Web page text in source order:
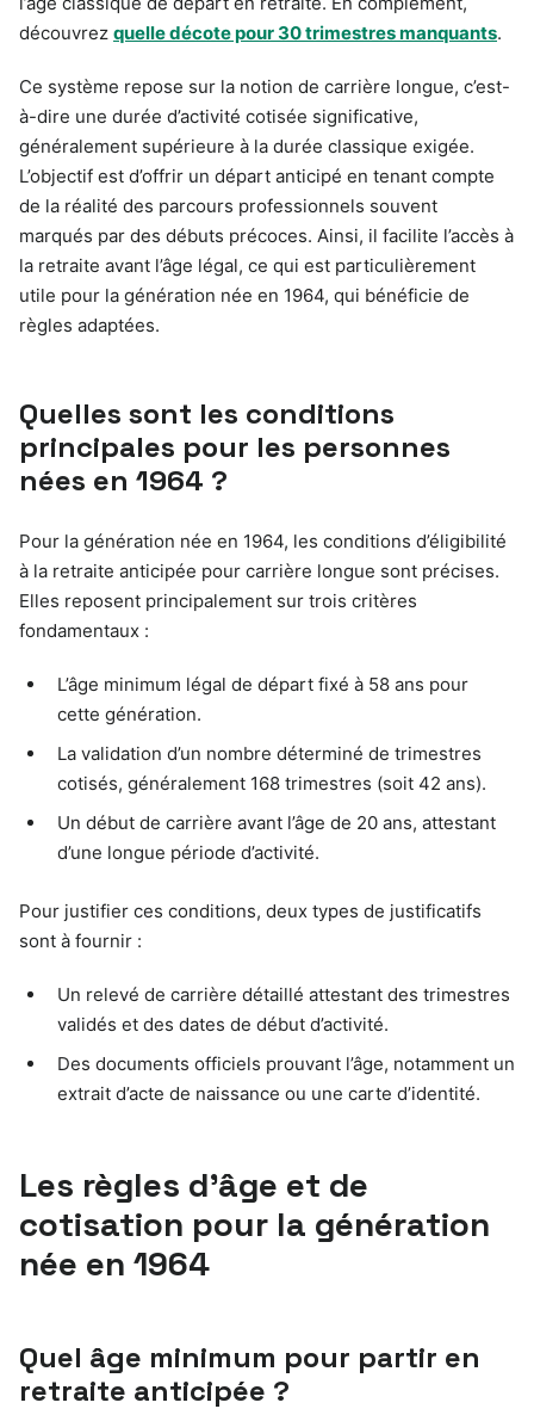
découvrez quelle décote pour 30 trimestres manquants.
Ce système repose sur la notion de carrière longue, c’est-
à-dire une durée d’activité cotisée significative,
généralement supérieure à la durée classique exigée.
L’objectif est d’offrir un départ anticipé en tenant compte
de la réalité des parcours professionnels souvent
marqués par des débuts précoces. Ainsi, il facilite l’accès à
la retraite avant l’âge légal, ce qui est particulièrement
utile pour la génération née en 1964, qui bénéficie de
règles adaptées.
Quelles sont les conditions
principales pour les personnes
nées en 1964 ?
Pour la génération née en 1964, les conditions d’éligibilité
à la retraite anticipée pour carrière longue sont précises.
Elles reposent principalement sur trois critères
fondamentaux :
L’âge minimum légal de départ fixé à 58 ans pour
cette génération.
La validation d’un nombre déterminé de trimestres
cotisés, généralement 168 trimestres (soit 42 ans).
Un début de carrière avant l’âge de 20 ans, attestant
d’une longue période d’activité.
Pour justifier ces conditions, deux types de justificatifs
sont à fournir :
Un relevé de carrière détaillé attestant des trimestres
validés et des dates de début d’activité.
Des documents officiels prouvant l’âge, notamment un
extrait d’acte de naissance ou une carte d’identité.
Les règles d’âge et de
cotisation pour la génération
née en 1964
Quel âge minimum pour partir en
retraite anticipée ?